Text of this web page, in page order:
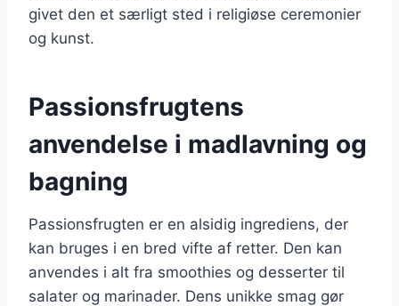
givet den et særligt sted i religiøse ceremonier
og kunst.
Passionsfrugtens
anvendelse i madlavning og
bagning
Passionsfrugten er en alsidig ingrediens, der
kan bruges i en bred vifte af retter. Den kan
anvendes i alt fra smoothies og desserter til
salater og marinader. Dens unikke smag gør